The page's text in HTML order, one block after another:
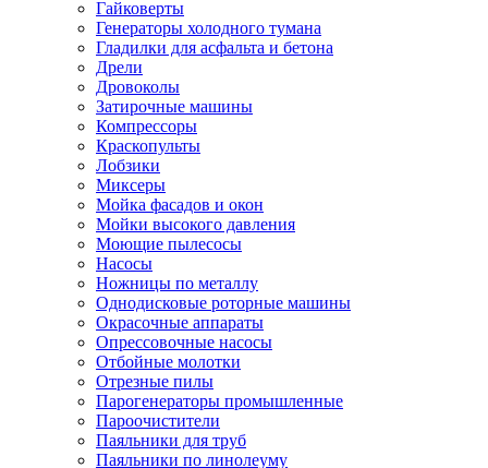
Гайковерты
Генераторы холодного тумана
Гладилки для асфальта и бетона
Дрели
Дровоколы
Затирочные машины
Компрессоры
Краскопульты
Лобзики
Миксеры
Мойка фасадов и окон
Мойки высокого давления
Моющие пылесосы
Насосы
Ножницы по металлу
Однодисковые роторные машины
Окрасочные аппараты
Опрессовочные насосы
Отбойные молотки
Отрезные пилы
Парогенераторы промышленные
Пароочистители
Паяльники для труб
Паяльники по линолеуму